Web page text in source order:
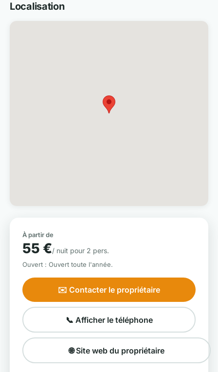
Localisation
À partir de
55 €/ nuit pour 2 pers.
Ouvert : Ouvert toute l'année.
✉️ Contacter le propriétaire
📞 Afficher le téléphone
🌐 Site web du propriétaire